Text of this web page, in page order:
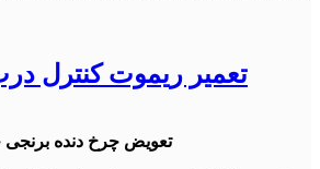
تعمیر ریموت کنترل
تعویض چرخ دنده